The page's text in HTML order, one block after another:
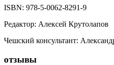
ISBN: 978-5-0062-8291-9
Редактор: Алексей Крутолапов
Чешский консультант:
отзывы